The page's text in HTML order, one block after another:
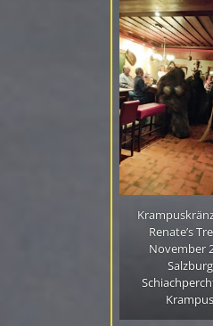
Renate’s
November